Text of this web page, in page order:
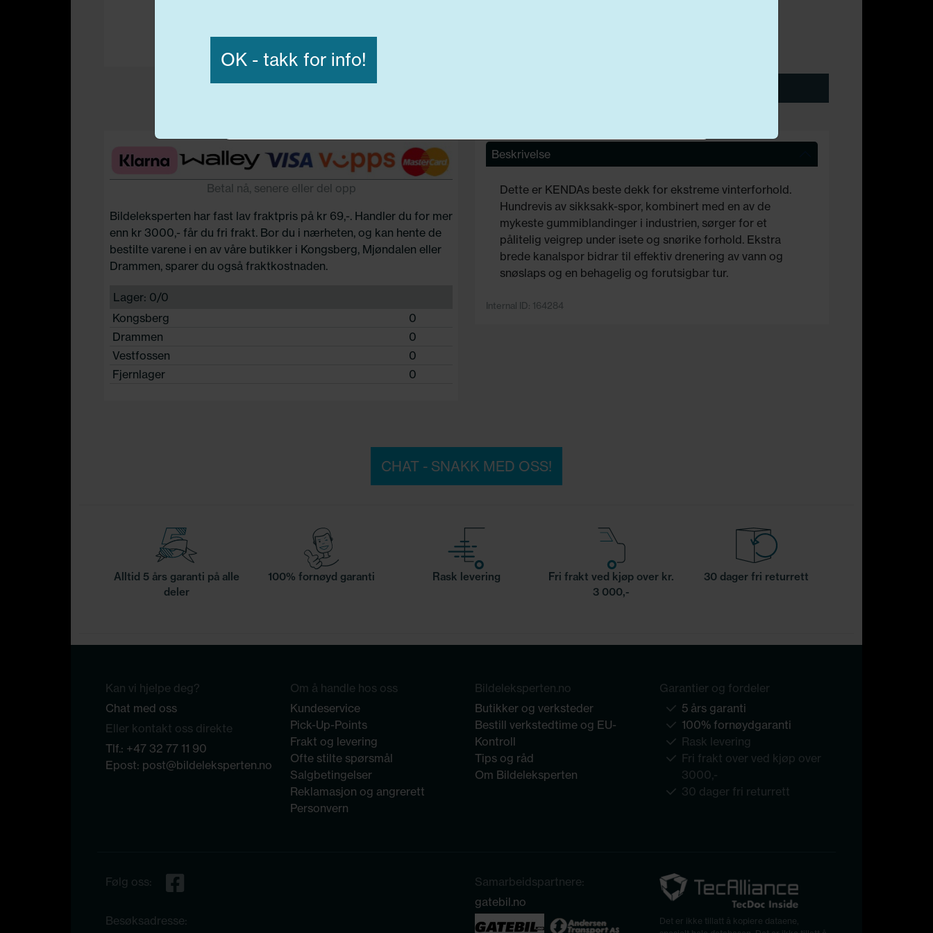
Betal nå, senere eller del opp
Bildeleksperten har fast lav fraktpris på kr 69,-. Handler du for mer
enn kr 3000,- får du fri frakt. Bor du i nærheten, og kan hente de
bestilte varene i en av våre butikker i Kongsberg, Mjøndalen eller
Drammen, sparer du også fraktkostnaden.
Lager: 0/0
Kongsberg
0
Drammen
0
Vestfossen
0
Fjernlager
0
Beskrivelse
Dette er KENDAs beste dekk for ekstreme vinterforhold.
Hundrevis av sikksakk-spor, kombinert med en av de
mykeste gummiblandinger i industrien, sørger for et
pålitelig veigrep under isete og snørike forhold. Ekstra
brede kanalspor bidrar til effektiv drenering av vann og
snøslaps og en behagelig og forutsigbar tur.
Internal ID: 164284
CHAT - SNAKK MED OSS!
Alltid 5 års garanti på alle
deler
100% fornøyd garanti Rask levering
Fri frakt ved kjøp over kr.
3 000,-
30 dager fri returrett
Kan vi hjelpe deg?
Chat med oss
Eller kontakt oss direkte
Tlf.: +47 32 77 11 90
Epost: post@bildeleksperten.no
Om å handle hos oss
Kundeservice
Pick-Up-Points
Frakt og levering
Ofte stilte spørsmål
Salgbetingelser
Reklamasjon og angrerett
Personvern
Bildeleksperten.no
Butikker og verksteder
Bestill verkstedtime og EU-
Kontroll
Tips og råd
Om Bildeleksperten
Garantier og fordeler
5 års garanti
100% fornøydgaranti
Rask levering
Fri frakt over ved kjøp over
3000,-
30 dager fri returrett
Følg oss:
Besøksadresse:
Samarbeidspartnere:
gatebil.no
Det er ikke tillatt å kopiere dataene,
OK - takk for info!